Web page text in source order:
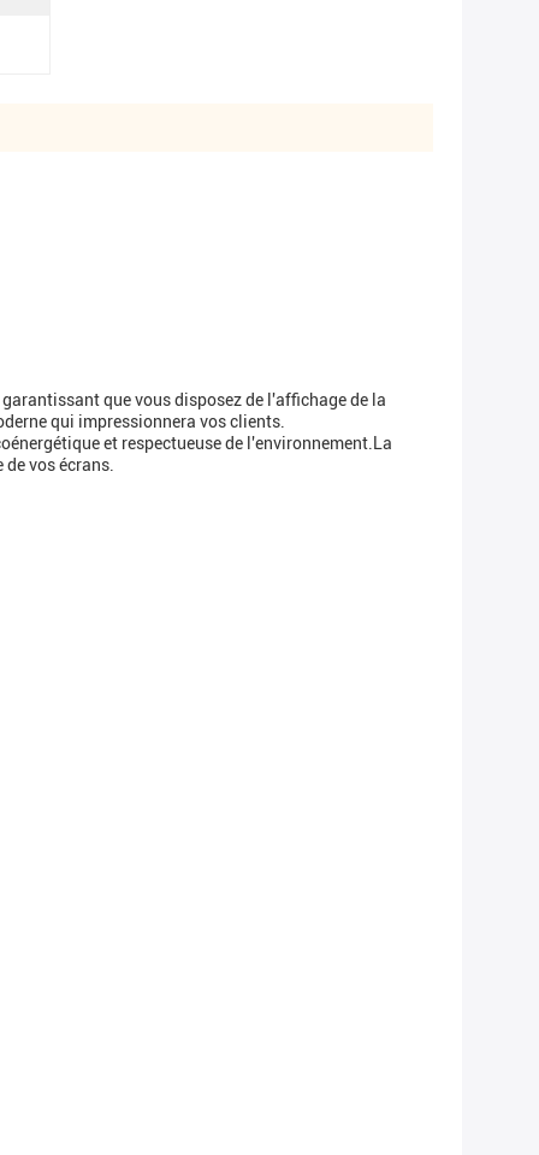
que vous disposez de l'affichage de la
qui impressionnera vos clients.
et respectueuse de l'environnement.La
vos écrans.